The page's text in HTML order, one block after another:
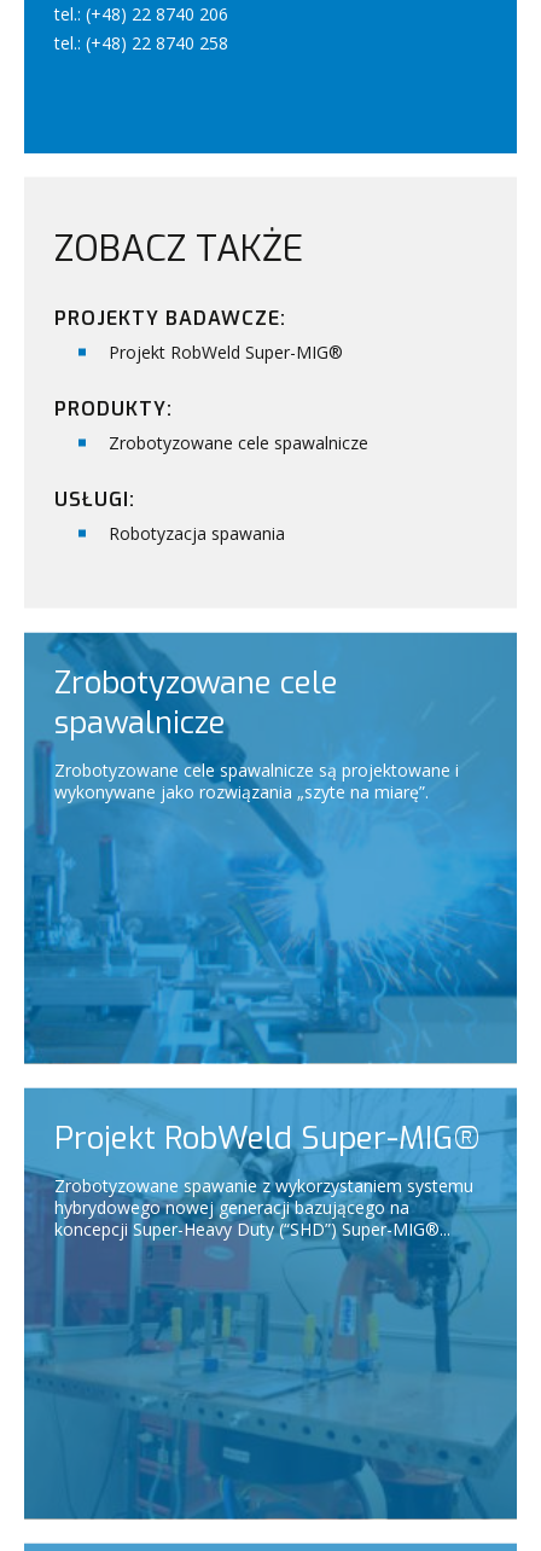
tel.: (+48) 22 8740 206
tel.: (+48) 22 8740 258
ZOBACZ TAKŻE
PROJEKTY BADAWCZE:
Projekt RobWeld Super-MIG®
PRODUKTY:
Zrobotyzowane cele spawalnicze
USŁUGI:
Robotyzacja spawania
Zrobotyzowane cele
spawalnicze
Zrobotyzowane cele spawalnicze są projektowane i
wykonywane jako rozwiązania „szyte na miarę”.
Projekt RobWeld Super-MIG®
Zrobotyzowane spawanie z wykorzystaniem systemu
hybrydowego nowej generacji bazującego na
koncepcji Super-Heavy Duty (“SHD”) Super-MIG®...